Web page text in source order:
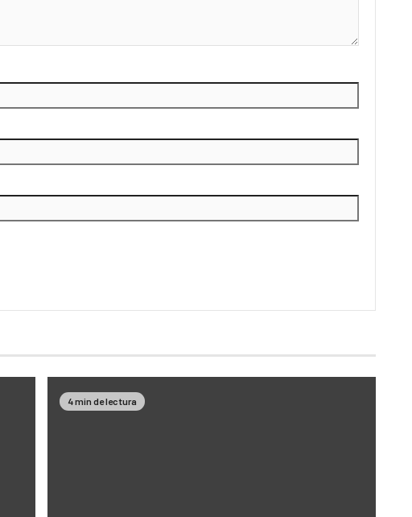
4 min de lectura